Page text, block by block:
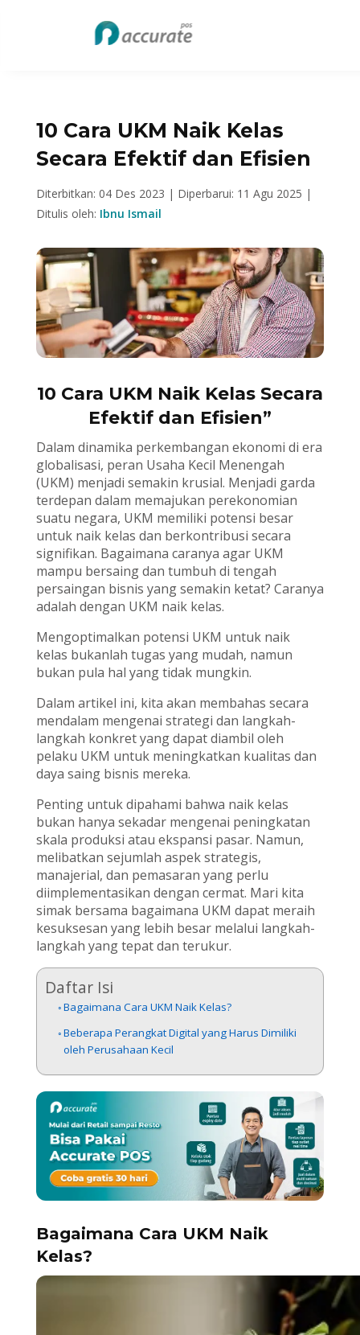
10 Cara UKM Naik Kelas
Secara Efektif dan Efisien
Diterbitkan: 04 Des 2023 | Diperbarui: 11 Agu 2025 |
Ditulis oleh: Ibnu Ismail
10 Cara UKM Naik Kelas Secara
Efektif dan Efisien”
Dalam dinamika perkembangan ekonomi di era
globalisasi, peran Usaha Kecil Menengah
(UKM) menjadi semakin krusial. Menjadi garda
terdepan dalam memajukan perekonomian
suatu negara, UKM memiliki potensi besar
untuk naik kelas dan berkontribusi secara
signifikan. Bagaimana caranya agar UKM
mampu bersaing dan tumbuh di tengah
persaingan bisnis yang semakin ketat? Caranya
adalah dengan UKM naik kelas.
Mengoptimalkan potensi UKM untuk naik
kelas bukanlah tugas yang mudah, namun
bukan pula hal yang tidak mungkin.
Dalam artikel ini, kita akan membahas secara
mendalam mengenai strategi dan langkah-
langkah konkret yang dapat diambil oleh
pelaku UKM untuk meningkatkan kualitas dan
daya saing bisnis mereka.
Penting untuk dipahami bahwa naik kelas
bukan hanya sekadar mengenai peningkatan
skala produksi atau ekspansi pasar. Namun,
melibatkan sejumlah aspek strategis,
manajerial, dan pemasaran yang perlu
diimplementasikan dengan cermat. Mari kita
simak bersama bagaimana UKM dapat meraih
kesuksesan yang lebih besar melalui langkah-
langkah yang tepat dan terukur.
Daftar Isi
Bagaimana Cara UKM Naik Kelas?
Beberapa Perangkat Digital yang Harus Dimiliki
oleh Perusahaan Kecil
Bagaimana Cara UKM Naik
Kelas?